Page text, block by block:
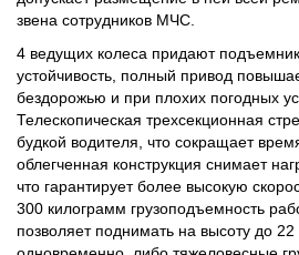
звена сотрудников МЧС.
4 ведущих колеса придают
устойчивость, полный привод
бездорожью и при плохих погодных
Телескопическая трехсекционная
будкой водителя, что сокращает
облегченная конструкция снимает
что гарантирует более высокую
300 килограмм грузоподъемность
позволяет поднимать на высоту до